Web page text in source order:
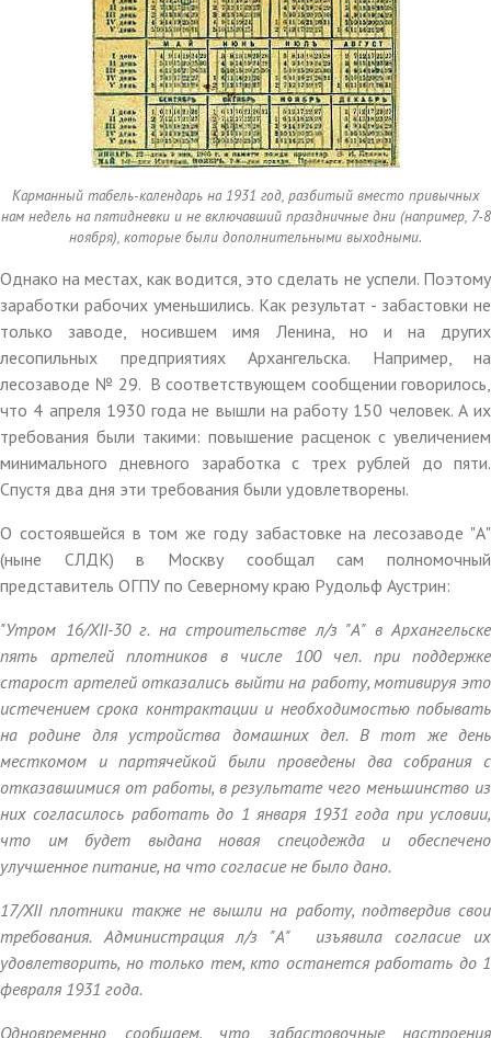
Карманный табель-календарь на 1931 год, разбитый вместо привычных
нам недель на пятидневки и не включавший праздничные дни (например, 7-8
ноября), которые были дополнительными выходными.
Однако на местах, как водится, это сделать не успели. Поэтому
заработки рабочих уменьшились. Как результат - забастовки не
только заводе, носившем имя Ленина, но и на других
лесопильных предприятиях Архангельска. Например, на
лесозаводе № 29. В соответствующем сообщении говорилось,
что 4 апреля 1930 года не вышли на работу 150 человек. А их
требования были такими: повышение расценок с увеличением
минимального дневного заработка с трех рублей до пяти.
Спустя два дня эти требования были удовлетворены.
О состоявшейся в том же году забастовке на лесозаводе "А"
(ныне СЛДК) в Москву сообщал сам полномочный
представитель ОГПУ по Северному краю Рудольф Аустрин:
"Утром 16/XII-30 г. на строительстве л/з "А" в Архангельске
пять артелей плотников в числе 100 чел. при поддержке
старост артелей отказались выйти на работу, мотивируя это
истечением срока контрактации и необходимостью побывать
на родине для устройства домашних дел. В тот же день
месткомом и партячейкой были проведены два собрания с
отказавшимися от работы, в результате чего меньшинство из
них согласилось работать до 1 января 1931 года при условии,
что им будет выдана новая спецодежда и обеспечено
улучшенное питание, на что согласие не было дано.
17/XII плотники также не вышли на работу, подтвердив свои
требования. Администрация л/з "А" изъявила согласие их
удовлетворить, но только тем, кто останется работать до 1
февраля 1931 года.
Одновременно сообщаем, что забастовочные настроения